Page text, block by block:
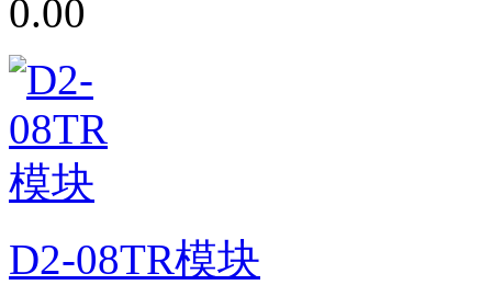
0.00
D2-08TR模块